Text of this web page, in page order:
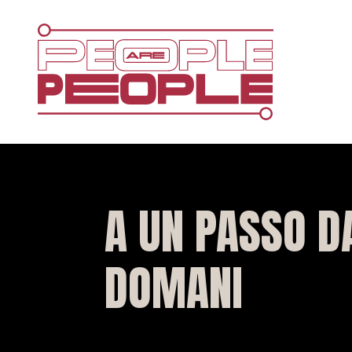
A UN PASSO
DOMANI